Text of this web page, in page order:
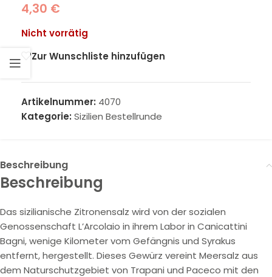
4,30 €
Nicht vorrätig
Zur Wunschliste hinzufügen
Artikelnummer: 4070
Kategorie: Sizilien Bestellrunde
Beschreibung
Beschreibung
Das sizilianische Zitronensalz wird von der sozialen
Genossenschaft L’Arcolaio in ihrem Labor in Canicattini
Bagni, wenige Kilometer vom Gefängnis und Syrakus
entfernt, hergestellt. Dieses Gewürz vereint Meersalz aus
dem Naturschutzgebiet von Trapani und Paceco mit den